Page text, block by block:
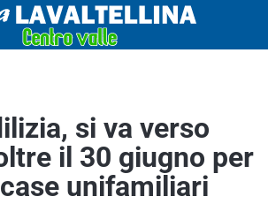
si va verso
il 30 giugno per
unifamiliari